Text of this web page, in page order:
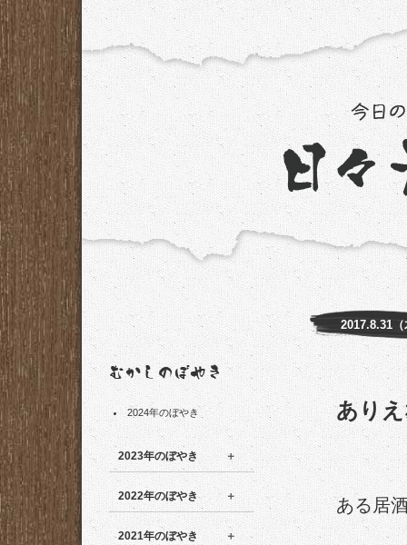
2024年のぼやき
2023年のぼやき
2022年のぼやき
2021年のぼやき
2017.8.31（
あり
ある居